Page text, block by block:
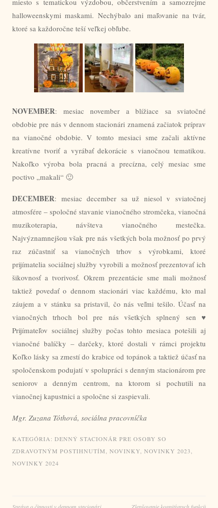
miesto s tematickou výzdobou, občerstvením a samozrejme
halloweenskymi maskami. Nechýbalo ani maľovanie na tvár,
ktoré sa každoročne teší veľkej obľube.
NOVEMBER: mesiac november a blížiace sa sviatočné
obdobie pre nás v dennom stacionári znamená začiatok príprav
na vianočné obdobie. V tomto mesiaci sme začali aktívne
kreatívne tvoriť a vyrábať dekorácie s vianočnou tematikou.
Nakoľko výroba bola pracná a precízna, celý mesiac sme
poctivo „makali“ 🙂
DECEMBER: mesiac december sa už niesol v sviatočnej
atmosfére – spoločné stavanie vianočného stromčeka, vianočná
muzikoterapia, návšteva vianočného mestečka.
Najvýznamnejšou však pre nás všetkých bola možnosť po prvý
raz zúčastniť sa vianočných trhov s výrobkami, ktoré
prijímatelia sociálnej služby vyrobili a možnosť prezentovať ich
šikovnosť a tvorivosť. Okrem prezentácie sme mali možnosť
taktiež povedať o dennom stacionári viac každému, kto mal
záujem a v stánku sa pristavil, čo nás veľmi tešilo. Účasť na
vianočných trhoch bol pre nás všetkých splnený sen ♥
Prijímateľov sociálnej služby počas tohto mesiaca potešili aj
vianočné balíčky – darčeky, ktoré dostali v rámci projektu
Koľko lásky sa zmestí do krabice od topánok a taktiež účasť na
spoločenskom podujatí v spolupráci s denným stacionárom pre
seniorov a denným centrom, na ktorom si pochutili na
vianočnej kapustnici a spoločne si zaspievali.
Mgr. Zuzana Tóthová, sociálna pracovníčka
KATEGÓRIA: DENNÝ STACIONÁR PRE OSOBY SO
ZDRAVOTNÝM POSTIHNUTÍM, NOVINKY, NOVINKY 2023,
NOVINKY 2024